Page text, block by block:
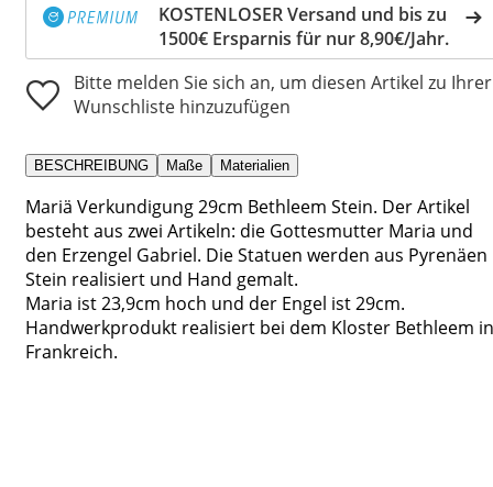
KOSTENLOSER Versand und bis zu
1500€ Ersparnis für nur 8,90€/Jahr.
Bitte melden Sie sich an, um diesen Artikel zu Ihrer
Wunschliste hinzuzufügen
BESCHREIBUNG Maße Materialien
Mariä Verkundigung 29cm Bethleem Stein. Der Artikel
besteht aus zwei Artikeln: die Gottesmutter Maria und
den Erzengel Gabriel. Die Statuen werden aus Pyrenäen
Stein realisiert und Hand gemalt.
Maria ist 23,9cm hoch und der Engel ist 29cm.
Handwerkprodukt realisiert bei dem Kloster Bethleem in
Frankreich.